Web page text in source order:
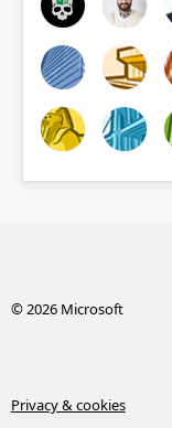
© 2026 Microsoft
Privacy & cookies